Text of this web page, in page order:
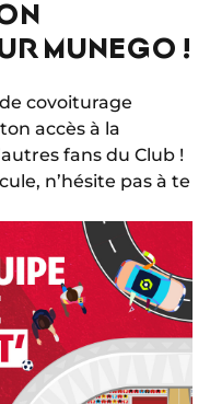
MUNEGO !
covoiturage
accès à la
fans du Club !
n’hésite pas à te